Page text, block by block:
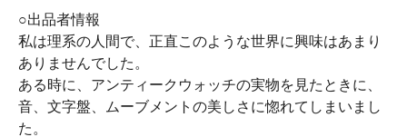
○出品者情報
私は理系の人間で、正直このような世界に興味はあまり
ありませんでした。
ある時に、アンティークウォッチの実物を見たときに、
音、文字盤、ムーブメントの美しさに惚れてしまいまし
た。